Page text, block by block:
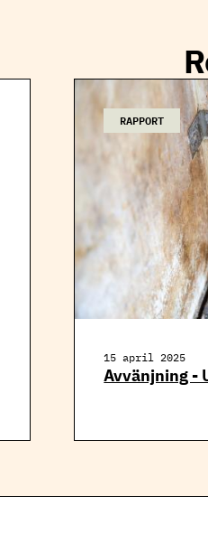
RAPPORT
15 april 2025
Avvänjning -